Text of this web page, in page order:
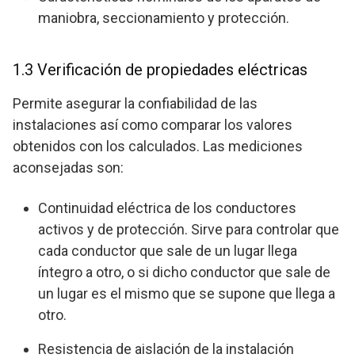
maniobra, seccionamiento y protección.
1.3 Verificación de propiedades eléctricas
Permite asegurar la confiabilidad de las
instalaciones así como comparar los valores
obtenidos con los calculados. Las mediciones
aconsejadas son:
Continuidad eléctrica de los conductores
activos y de protección. Sirve para controlar que
cada conductor que sale de un lugar llega
íntegro a otro, o si dicho conductor que sale de
un lugar es el mismo que se supone que llega a
otro.
Resistencia de aislación de la instalación